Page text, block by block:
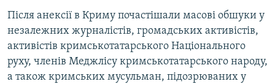
Після анексії в Криму почастішали масові обшуки у
незалежних журналістів, громадських активістів,
активістів кримськотатарського Національного
руху, членів Меджлісу кримськотатарського народу,
а також кримських мусульман, підозрюваних у